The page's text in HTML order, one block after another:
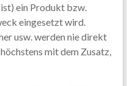
ein Produkt bzw.
eingesetzt wird.
usw. werden nie direkt
mit dem Zusatz,